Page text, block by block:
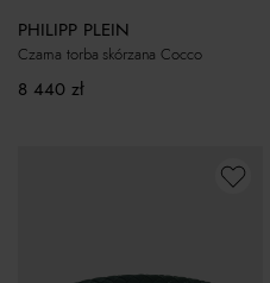
PHILIPP PLEIN
Czarna torba skórzana Cocco
8 440 zł